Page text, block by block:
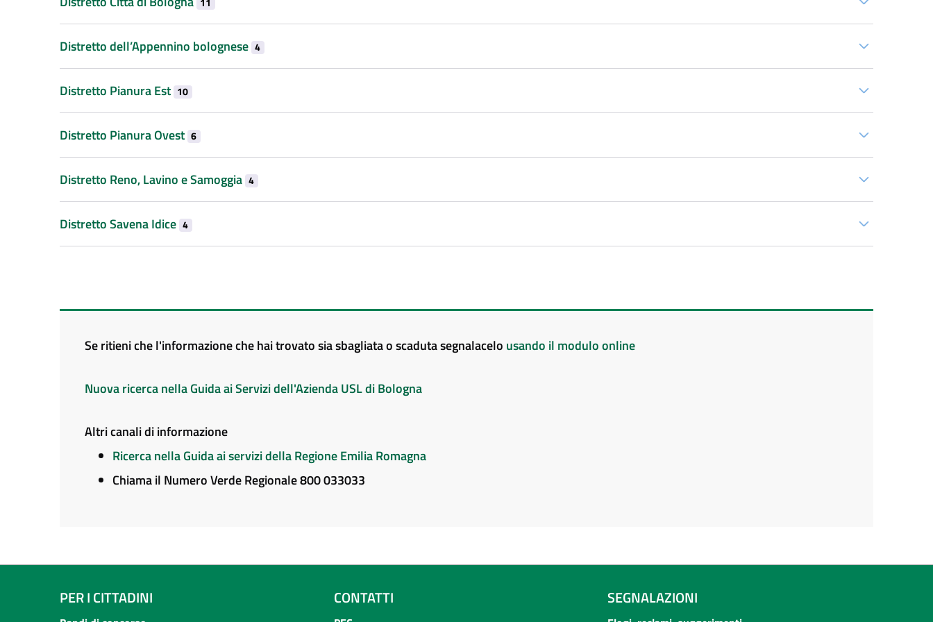
Distretto dell’Appennino bolognese 4
Distretto Pianura Est 10
Distretto Pianura Ovest 6
Distretto Reno, Lavino e Samoggia 4
Distretto Savena Idice 4
Se ritieni che l'informazione che hai trovato sia sbagliata o scaduta segnalacelo usando il modulo online
Nuova ricerca nella Guida ai Servizi dell'Azienda USL di Bologna
Altri canali di informazione
Ricerca nella Guida ai servizi della Regione Emilia Romagna
Chiama il Numero Verde Regionale 800 033033
PER I CITTADINI CONTATTI SEGNALAZIONI